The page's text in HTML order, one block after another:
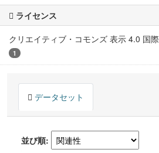
ライセンス
クリエイティブ・コモンズ 表示 4.0 国際
1
データセット
並び順